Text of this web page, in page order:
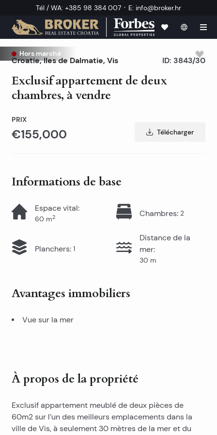
Tél / WA: +385 98 384 007 · E: info@broker.hr
Hors marché
Croatie,Iles de Dalmatie, Vis
Exclusif appartement de deux
chambres, à vendre
ID: 3843/30
PRIX
€155,000 Télécharger
Informations de base
Espace vital:
60 m2 Chambres: 2
Planchers: 1
Distance de la
mer:
30 m
Avantages immobiliers
Vue sur la mer
À propos de la propriété
Exclusif appartement meublé de deux pièces de
60m2 sur l’un des meilleurs emplacements dans la
ville de Vis, à seulement 30 mètres de la mer et du